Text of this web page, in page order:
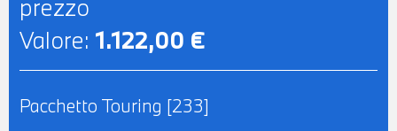
prezzo
Valore: 1.122,00 €
Pacchetto Touring [233]